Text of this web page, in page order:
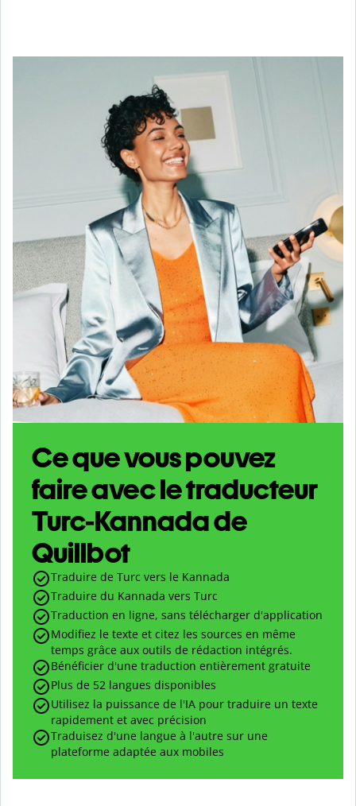
Ce que vous pouvez
faire avec le traducteur
Turc-Kannada de
Quillbot
Traduire de Turc vers le Kannada
Traduire du Kannada vers Turc
Traduction en ligne, sans télécharger d'application
Modifiez le texte et citez les sources en même
temps grâce aux outils de rédaction intégrés.
Bénéficier d'une traduction entièrement gratuite
Plus de 52 langues disponibles
Utilisez la puissance de l'IA pour traduire un texte
rapidement et avec précision
Traduisez d'une langue à l'autre sur une
plateforme adaptée aux mobiles